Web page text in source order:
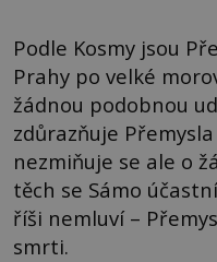
Podle Kosmy jsou
Prahy po velké
žádnou podobnou
zdůrazňuje
nezmiňuje se ale o
těch se Sámo
říši nemluví –
smrti.